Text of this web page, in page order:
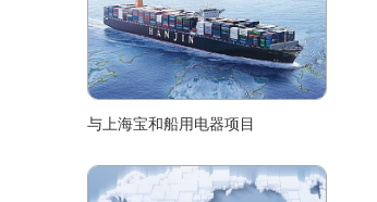
与上海宝和船用电器项目